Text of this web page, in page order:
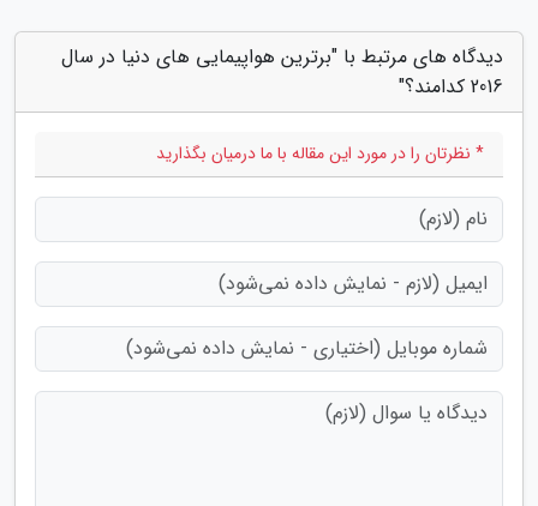
دیدگاه های مرتبط با "برترین هواپیمایی های دنیا در سال
2016 کدامند؟"
* نظرتان را در مورد این مقاله با ما درمیان بگذارید